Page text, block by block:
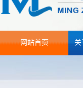
网站首页 关